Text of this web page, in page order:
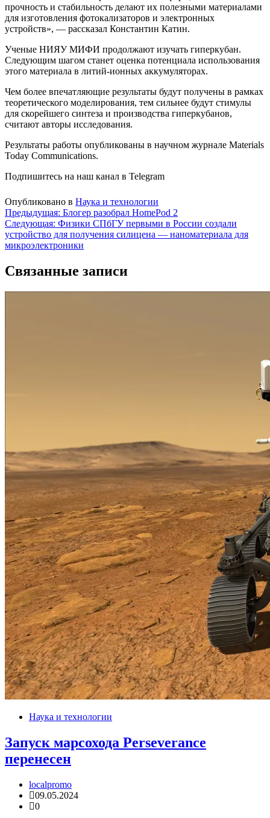
прочность и стабильность делают их полезными материалами
для изготовления фотокализаторов и электронных
устройств», — рассказал Константин Катин.
Ученые НИЯУ МИФИ продолжают изучать гиперкубан.
Следующим шагом станет оценка потенциала использования
этого материала в литий-ионных аккумуляторах.
Чем более впечатляющие результаты будут получены в рамках
теоретического моделирования, тем сильнее будут стимулы
для скорейшего синтеза и производства гиперкубанов,
считают авторы исследования.
Результаты работы опубликованы в научном журнале Materials
Today Communications.
Подпишитесь на наш канал в Telegram
Опубликовано в Наука и технологии
Навигация
по
записям
Предыдущая: Блогер разобрал HomePod 2
Следующая: Физики СПбГУ первыми в России создали
устройство для получения силицена — наноматериала для
микроэлектроники
Связанные записи
Наука и технологии
Запуск марсохода Perseverance
перенесен
localpromo
09.05.2024
0